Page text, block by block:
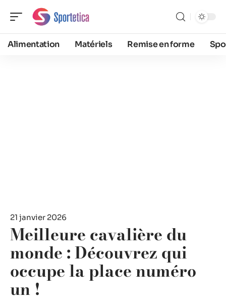
Alimentation Matériels Remise en forme
21 janvier 2026
Meilleure cavalière du
monde : Découvrez qui
occupe la place numéro
un !